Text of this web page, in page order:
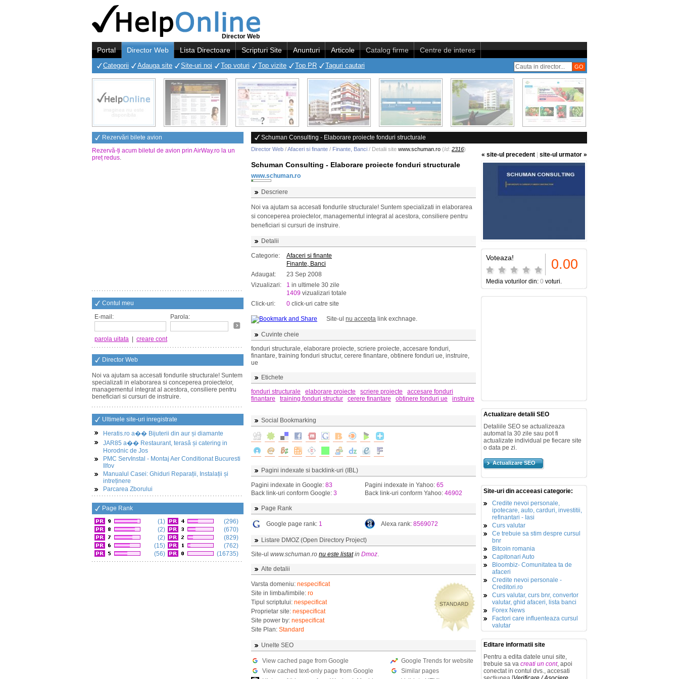
Director Web
Portal Director Web Lista Directoare Scripturi Site Anunturi Articole Catalog firme Centre de interes
Categorii Adauga site Site-uri noi Top voturi Top vizite Top PR Taguri cautari
Rezervări bilete avion
Rezervă-ți acum biletul de avion prin AirWay.ro la un
preț redus.
Contul meu
E-mail:
Parola:
parola uitata creare cont
Director Web
Noi va ajutam sa accesati fondurile structurale! Suntem
specializati in elaborarea si conceperea proiectelor,
managementul integrat al acestora, consiliere pentru
beneficiari si cursuri de instruire.
Ultimele site-uri inregistrate
Heratis.ro a�� Bijuterii din aur și diamante
JAR85 a�� Restaurant, terasă și catering in
Horodnic de Jos
PMC ServInstal - Montaj Aer Conditionat Bucuresti
Ilfov
Manualul Casei: Ghiduri Reparații, Instalații și
intreținere
Parcarea Zborului
Page Rank
(1)
(2)
(2)
(15)
(56)
(296)
(670)
(829)
(762)
(16735)
Schuman Consulting - Elaborare proiecte fonduri structurale
Director Web /Afaceri si finante / Finante, Banci / Detalii site www.schuman.ro (Id: 2316)
« site-ul precedent site-ul urmator »
Schuman Consulting - Elaborare proiecte fonduri structurale
www.schuman.ro
Descriere
Noi va ajutam sa accesati fondurile structurale! Suntem specializati in elaborarea
si conceperea proiectelor, managementul integrat al acestora, consiliere pentru
beneficiari si cursuri de instruire.
Detalii
Categorie:
Afaceri si finante
Finante, Banci
Adaugat:
23 Sep 2008
Vizualizari:
1 in ultimele 30 zile
1409 vizualizari totale
Click-uri:
0 click-uri catre site
Site-ul nu accepta link exchnage.
Cuvinte cheie
fonduri structurale, elaborare proiecte, scriere proiecte, accesare fonduri,
finantare, training fonduri structur, cerere finantare, obtinere fonduri ue, instruire,
ue
Etichete
fonduri structurale
elaborare proiecte scriere proiecte
accesare fonduri
finantare
training fonduri structur cerere finantare obtinere fonduri ue instruire
Social Bookmarking
Pagini indexate si backlink-uri (IBL)
Pagini indexate in Google: 83
Back link-uri conform Google: 3
Pagini indexate in Yahoo: 65
Back link-uri conform Yahoo: 46902
Page Rank
Google page rank: 1 Alexa rank: 8569072
Listare DMOZ (Open Directory Project)
Site-ul www.schuman.ro nu este listatin Dmoz.
Alte detalii
Varsta domeniu: nespecificat
Site in limba/limbile: ro
Tipul scriptului: nespecificat
Proprietar site: nespecificat
Site power by: nespecificat
Site Plan: Standard
Unelte SEO
View cached page from Google
View cached text-only page from Google
Google Trends for website
Similar pages
Voteaza! 0.00
Media voturilor din: 0 voturi.
Actualizare detalii SEO
Detaliile SEO se actualizeaza
automat la 30 zile sau pot fi
actualizate individual pe fiecare site
o data pe zi.
Actualizare SEO
Site-uri din acceeasi categorie:
Credite nevoi personale,
ipotecare, auto, carduri, investitii,
refinantari - Iasi
Curs valutar
Ce trebuie sa stim despre cursul
bnr
Bitcoin romania
Capitonari Auto
Bloombiz- Comunitatea ta de
afaceri
Credite nevoi personale -
Creditori.ro
Curs valutar, curs bnr, convertor
valutar, ghid afaceri, lista banci
Forex News
Factori care influenteaza cursul
valutar
Editare informatii site
Pentru a edita datele unui site,
trebuie sa va creati un cont, apoi
conectat in contul dvs., accesati